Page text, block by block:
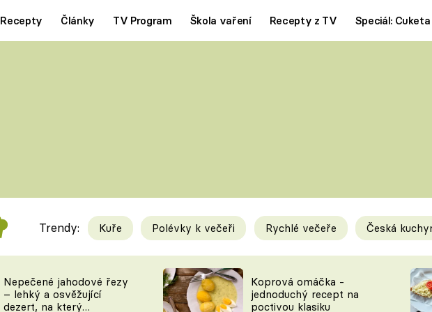
Recepty Články TV Program Škola vaření Recepty z TV Speciál: Cuketa
Videorecepty
TEĎ VAŘÍ ŠÉF!
Tipy a triky
KAM ZA JÍDLEM
Trendy: Kuře Polévky k večeři Rychlé večeře Česká
Nepečené jahodové řezy
– lehký a osvěžující
dezert, na který
Koprová omáčka -
jednoduchý recept na
poctivou klasiku